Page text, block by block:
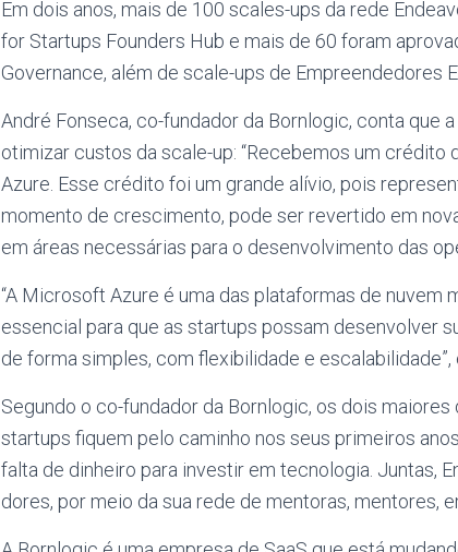
Em dois anos, mais de 100 scales-ups da rede
for Startups Founders Hub e mais de 60 foram
Governance, além de scale-ups de Empreendedores
André Fonseca, co-fundador da Bornlogic, conta que
otimizar custos da scale-up: “Recebemos um
Azure. Esse crédito foi um grande alívio, pois
momento de crescimento, pode ser revertido em
em áreas necessárias para o desenvolvimento das
“A Microsoft Azure é uma das plataformas de nuvem
essencial para que as startups possam desenvolver
de forma simples, com flexibilidade e escalabilidade”,
Segundo o co-fundador da Bornlogic, os dois
startups fiquem pelo caminho nos seus primeiros
falta de dinheiro para investir em tecnologia. Juntas,
dores, por meio da sua rede de mentoras, mentores,